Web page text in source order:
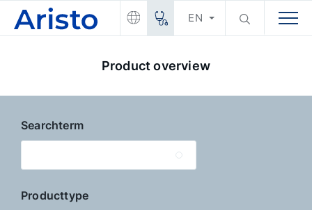
EN
Product overview
Searchterm
Producttype